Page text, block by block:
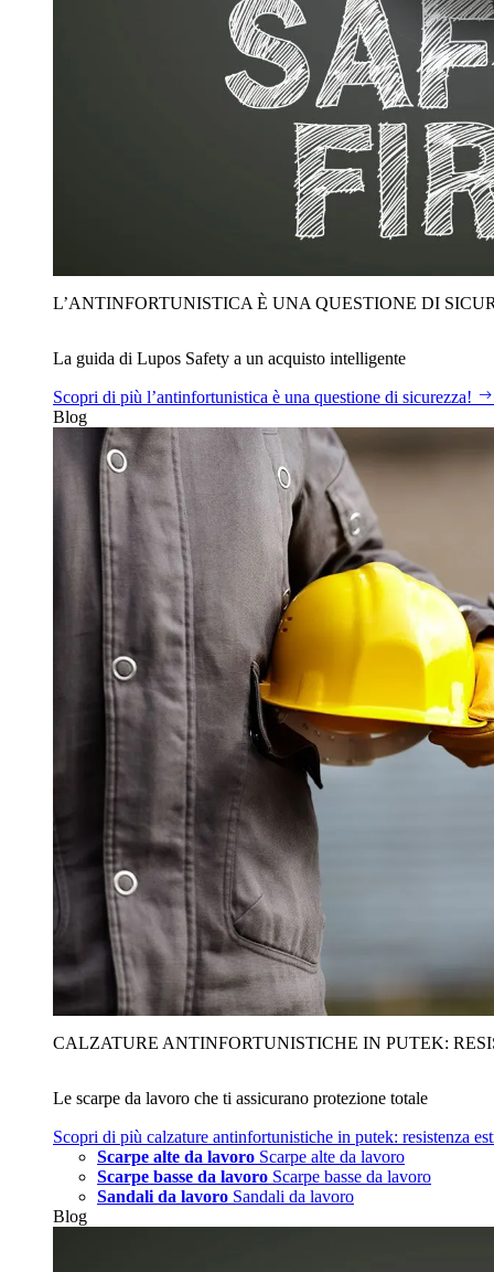
L’ANTINFORTUNISTICA È UNA QUESTIONE DI
La guida di Lupos Safety a un acquisto intelligente
Scopri di più l’antinfortunistica è una questione di sicurezza!
Blog
CALZATURE ANTINFORTUNISTICHE IN PUTEK:
Le scarpe da lavoro che ti assicurano protezione totale
Scopri di più calzature antinfortunistiche in putek: resistenza
Scarpe alte da lavoro Scarpe alte da lavoro
Scarpe basse da lavoro Scarpe basse da lavoro
Sandali da lavoro Sandali da lavoro
Blog